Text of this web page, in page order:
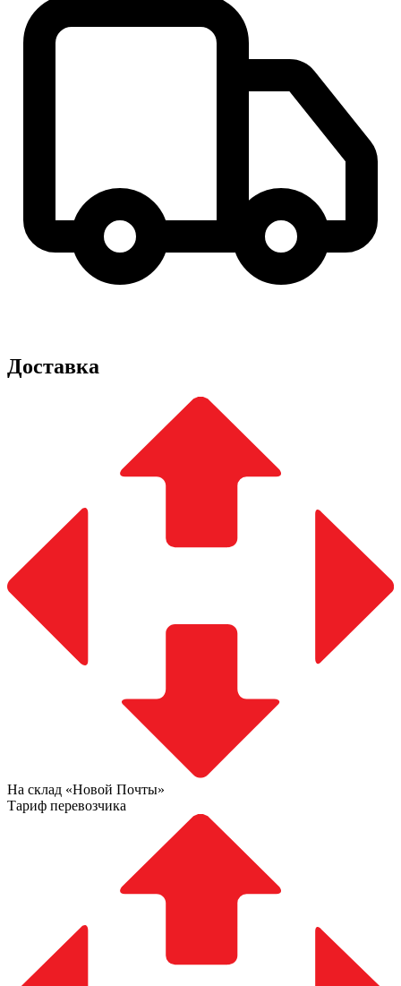
Доставка
На склад «Новой Почты»
Тариф перевозчика